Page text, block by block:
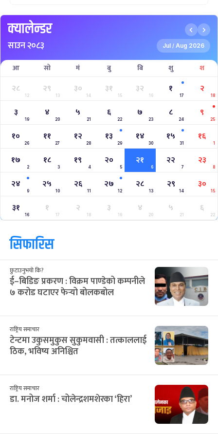
क्यालेन्डर
साउन २०८३ Jul / Aug 2026
आ सो मं बु बि शु श
२८
12
२९
13
३०
14
३१
15
३२
16
१
17
२
18
३
19
४
20
५
21
६
22
७
23
८
24
९
25
१०
26
११
27
१२
28
१३
29
१४
30
१५
31
१६
1
१७
2
१८
3
१९
4
२०
5
२१
6
२२
7
२३
8
२४
9
२५
10
२६
11
२७
12
२८
13
२९
14
३०
15
३१
16
१
17
२
18
३
19
४
20
५
21
६
22
सिफारिस
छुटाउनुभयो कि?
ई–बिडिङ प्रकरण : विक्रम पाण्डेको कम्पनीले
७ करोड घटाएर फेर्‍यो बोलकबोल
राष्ट्रिय समाचार
टेन्टमा उकुसमुकुस सुकुमवासी : तत्काललाई
ठिक, भविष्य अनिश्चित
राष्ट्रिय समाचार
डा. मनोज शर्मा : चोलेन्द्रशमशेरका ‘हिरा’